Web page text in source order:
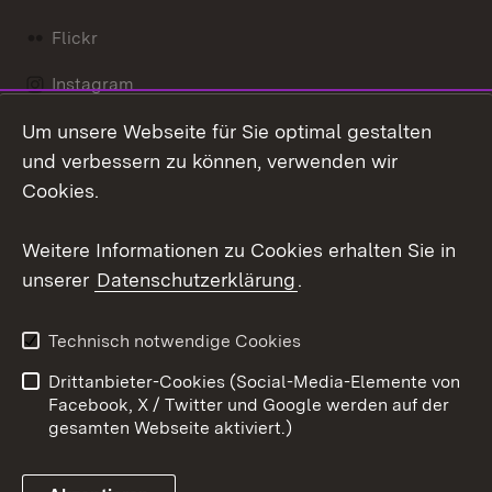
Flickr
Instagram
Social Wall
Barrierefreiheit
Benutzungshinweise
Impressum
Cookies
Um unsere Webseite für Sie optimal gestalten
und verbessern zu können, verwenden wir
Cookies.
Weitere Informationen zu Cookies erhalten Sie in
unserer Datenschutzerklärung.
Technisch notwendige Cookies
Drittanbieter-Cookies (Social-Media-Elemente von
Facebook, X / Twitter und Google werden auf der
gesamten Webseite aktiviert.)